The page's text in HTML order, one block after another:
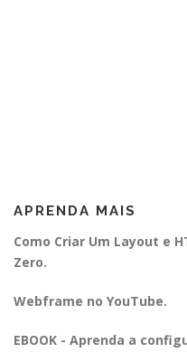
APRENDA MAIS
Como Criar Um Layout e
Zero.
Webframe no YouTube.
EBOOK - Aprenda a